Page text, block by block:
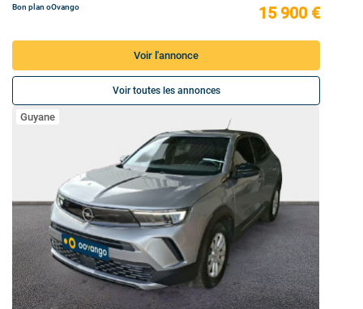
Bon plan oOvango 15 900 €
Voir l'annonce
Voir toutes les annonces
Guyane